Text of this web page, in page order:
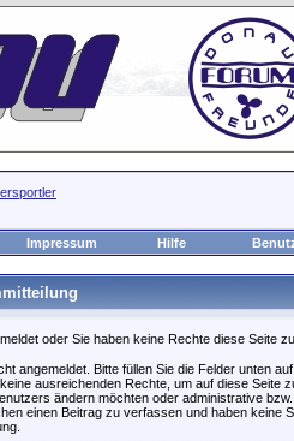
Impressum Hilfe
oder Sie haben keine Rechte diese Seite
angemeldet. Bitte füllen Sie die Felder unten
ausreichenden Rechte, um auf diese Seite
ändern möchten oder administrative
einen Beitrag zu verfassen und haben keine